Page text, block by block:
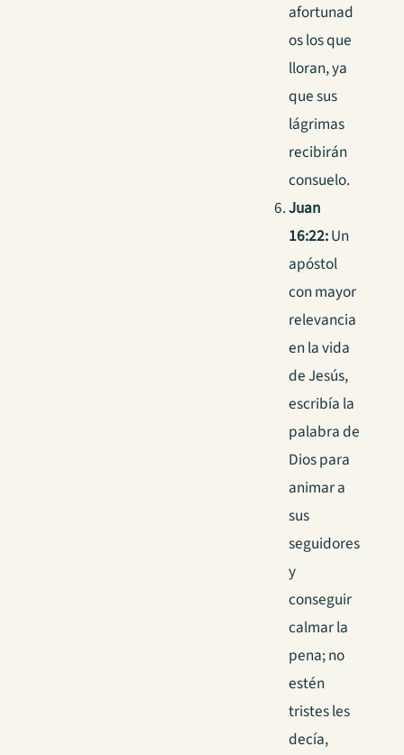
afortunad
os los que
lloran, ya
que sus
lágrimas
recibirán
consuelo.
Juan
16:22:Un
apóstol
con mayor
relevancia
en la vida
de Jesús,
escribía la
palabra de
Dios para
animar a
sus
seguidores
y
conseguir
calmar la
pena; no
estén
tristes les
decía,